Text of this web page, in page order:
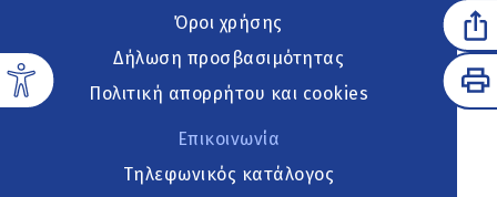
Όροι χρήσης
Δήλωση προσβασιμότητας
Πολιτική απορρήτου και cookies
Επικοινωνία
Τηλεφωνικός κατάλογος